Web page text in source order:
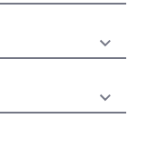
młodzieży